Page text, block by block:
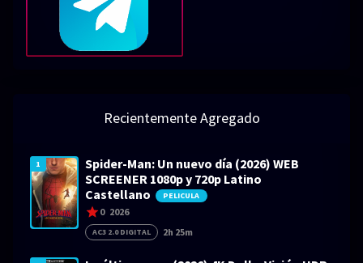
Recientemente Agregado
1
Spider-Man: Un nuevo día (2026) WEB
SCREENER 1080p y 720p Latino
Castellano
PELICULA
0 2026
AC3 2.0 DIGITAL 2h 25m